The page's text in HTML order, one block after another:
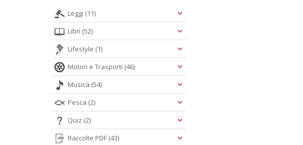
Leggi (11)
Libri (52)
Lifestyle (1)
Motori e Trasporti (46)
Musica (54)
Pesca (2)
Quiz (2)
Raccolte PDF (43)